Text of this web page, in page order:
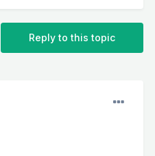
Reply to this topic